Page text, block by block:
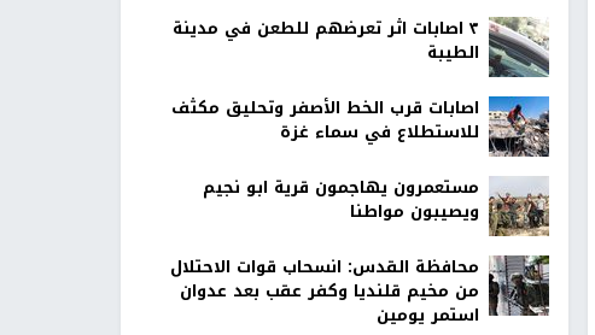
٣ اصابات اثر تعرضهم للطعن في مدينة
الطيبة
اصابات قرب الخط الأصفر وتحليق مكثف
للاستطلاع في سماء غزة
مستعمرون يهاجمون قرية ابو نجيم
ويصيبون مواطنا
محافظة القدس: انسحاب قوات الاحتلال
من مخيم قلنديا وكفر عقب بعد عدوان
استمر يومين